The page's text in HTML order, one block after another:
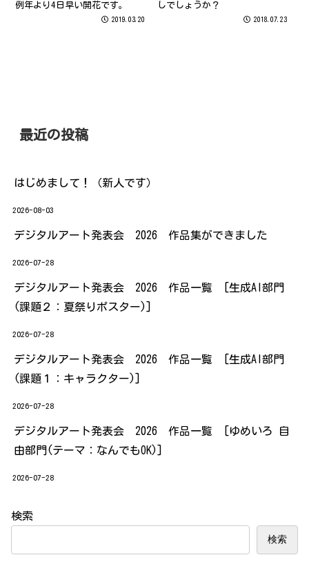
例年より4日早い開花です。
2019.03.20
しでしょうか？
2018.07.23
最近の投稿
はじめまして！（新人です）
2026-08-03
デジタルアート発表会 2026 作品集ができました
2026-07-28
デジタルアート発表会 2026 作品一覧 [生成AI部門
(課題２：夏祭りポスター)]
2026-07-28
デジタルアート発表会 2026 作品一覧 [生成AI部門
(課題１：キャラクター)]
2026-07-28
デジタルアート発表会 2026 作品一覧 [ゆめいろ 自
由部門(テーマ：なんでもOK)]
2026-07-28
検索
検索